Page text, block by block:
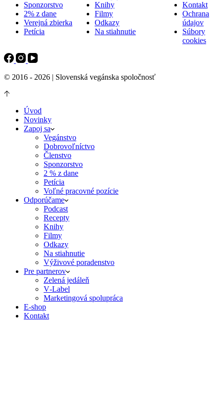
Sponzorstvo
2% z dane
Verejná zbierka
Petícia
Knihy
Filmy
Odkazy
Na stiahnutie
Kontakt
Ochrana
údajov
Súbory
cookies
© 2016 - 2026 | Slovenská vegánska spoločnosť
Úvod
Novinky
Zapoj sa
Vegánstvo
Dobrovoľníctvo
Členstvo
Sponzorstvo
2 % z dane
Petícia
Voľné pracovné pozície
Odporúčame
Podcast
Recepty
Knihy
Filmy
Odkazy
Na stiahnutie
Výživové poradenstvo
Pre partnerov
Zelená jedáleň
V‑Label
Marketingová spolupráca
E‑shop
Kontakt